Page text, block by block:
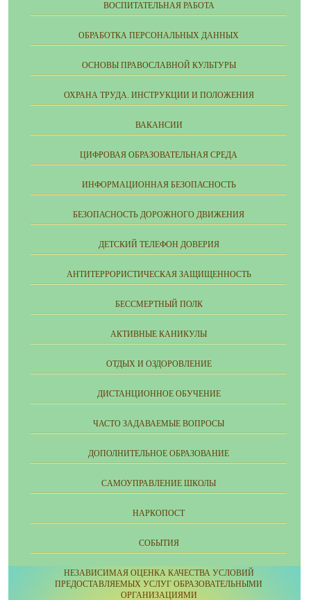
ВОСПИТАТЕЛЬНАЯ РАБОТА
ОБРАБОТКА ПЕРСОНАЛЬНЫХ ДАННЫХ
ОСНОВЫ ПРАВОСЛАВНОЙ КУЛЬТУРЫ
ОХРАНА ТРУДА. ИНСТРУКЦИИ И ПОЛОЖЕНИЯ
ВАКАНСИИ
ЦИФРОВАЯ ОБРАЗОВАТЕЛЬНАЯ СРЕДА
ИНФОРМАЦИОННАЯ БЕЗОПАСНОСТЬ
БЕЗОПАСНОСТЬ ДОРОЖНОГО ДВИЖЕНИЯ
ДЕТСКИЙ ТЕЛЕФОН ДОВЕРИЯ
АНТИТЕРРОРИСТИЧЕСКАЯ ЗАЩИЩЕННОСТЬ
БЕССМЕРТНЫЙ ПОЛК
АКТИВНЫЕ КАНИКУЛЫ
ОТДЫХ И ОЗДОРОВЛЕНИЕ
ДИСТАНЦИОННОЕ ОБУЧЕНИЕ
ЧАСТО ЗАДАВАЕМЫЕ ВОПРОСЫ
ДОПОЛНИТЕЛЬНОЕ ОБРАЗОВАНИЕ
CАМОУПРАВЛЕНИЕ ШКОЛЫ
НАРКОПОСТ
СОБЫТИЯ
НЕЗАВИСИМАЯ ОЦЕНКА КАЧЕСТВА УСЛОВИЙ
ПРЕДОСТАВЛЯЕМЫХ УСЛУГ ОБРАЗОВАТЕЛЬНЫМИ
ОРГАНИЗАЦИЯМИ